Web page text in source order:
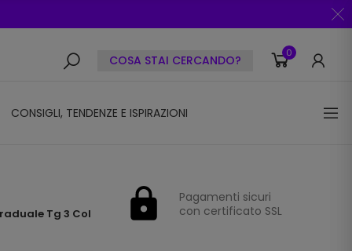
COSA STAI CERCANDO? 0
CONSIGLI, TENDENZE E ISPIRAZIONI
Tg 3 Col
Pagamenti sicuri
con certificato SSL